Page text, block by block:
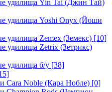
удилища Yin Tai (Джин Тай)
удилища Yoshi Onyx (Йоши
удилища Zemex (Земекс) [10]
удилища Zetrix (Зетрикс)
удилища б/у [38]
Cara Noble (Кара Нобле) [0]